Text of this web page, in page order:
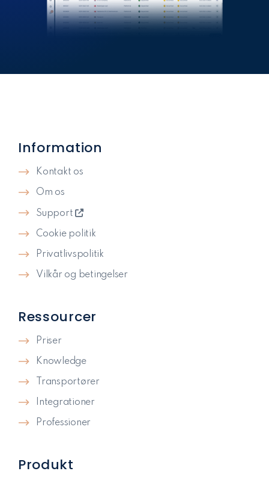
Produkt
Ressourcer
Priser
Knowledge
Transportører
Integrationer
Professioner
Information
Kontakt os
Om os
Support
Cookie politik
Privatlivspolitik​
Vilkår og betingelser